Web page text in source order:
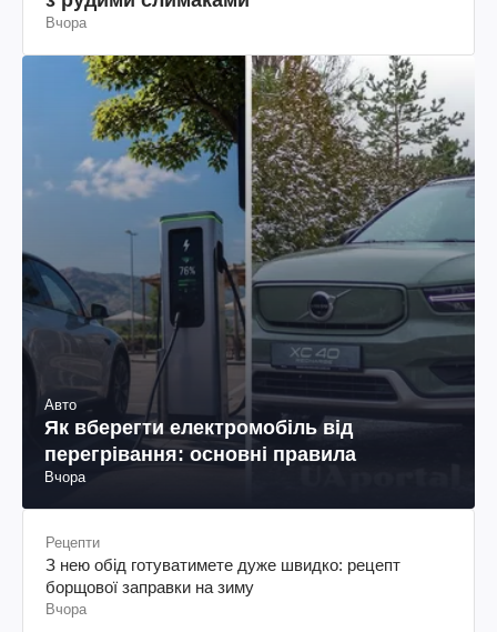
Вчора
Авто
Як вберегти електромобіль від
перегрівання: основні правила
Вчора
Рецепти
З нею обід готуватимете дуже швидко: рецепт
борщової заправки на зиму
Вчора